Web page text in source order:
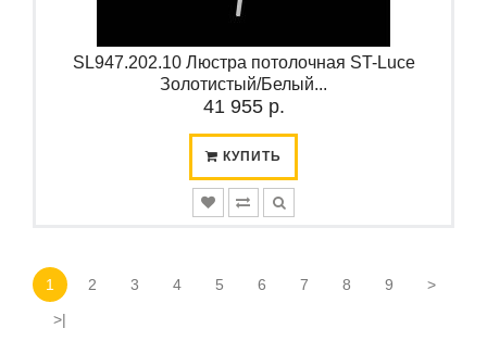
SL947.202.10 Люстра потолочная ST-Luce
Золотистый/Белый...
41 955 р.
КУПИТЬ
1 2 3 4 5 6 7 8 9
>
>|